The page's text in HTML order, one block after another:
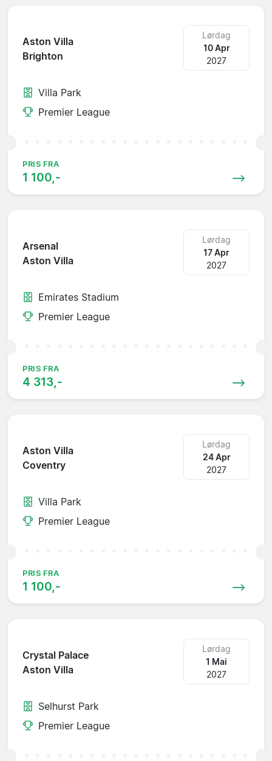
Aston Villa
Brighton
Lørdag
10 Apr
2027
Villa Park
Premier League
PRIS FRA
1 100,-
Arsenal
Aston Villa
Lørdag
17 Apr
2027
Emirates Stadium
Premier League
PRIS FRA
4 313,-
Aston Villa
Coventry
Lørdag
24 Apr
2027
Villa Park
Premier League
PRIS FRA
1 100,-
Crystal Palace
Aston Villa
Lørdag
1 Mai
2027
Selhurst Park
Premier League